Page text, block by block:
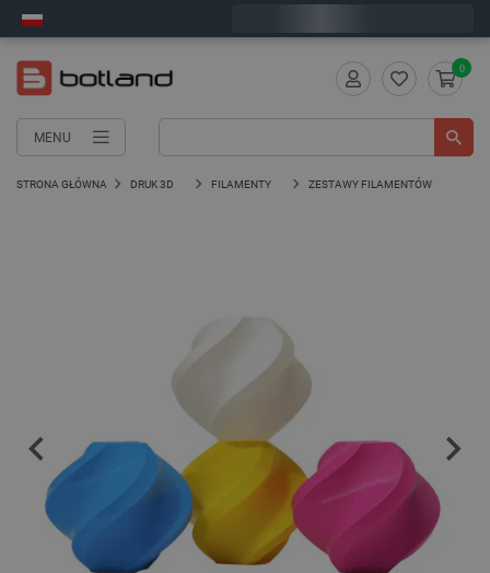
MENU
0
STRONA GŁÓWNA DRUK 3D FILAMENTY ZESTAWY FILAMENTÓW